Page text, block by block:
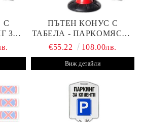
С
ЗА
ПЪТЕН КОНУС С
ТАБЕЛА - ПАРКОМЯСТО
(С ВАШАТА ФИРМА)
€55.22 108.00лв.
Виж детайли